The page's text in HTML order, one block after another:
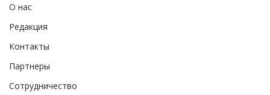
О нас
Редакция
Контакты
Партнеры
Сотрудничество